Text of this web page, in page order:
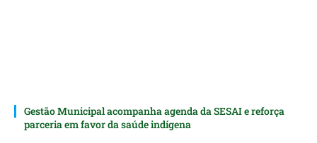
Gestão Municipal acompanha agenda da SESAI e reforça
parceria em favor da saúde indígena